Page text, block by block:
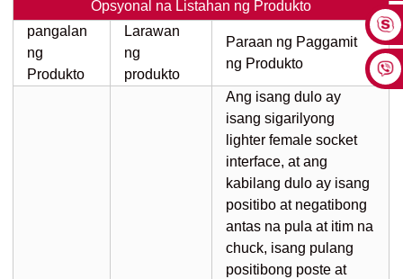
Opsyonal na Listahan ng Produkto
pangalan
ng
Produkto
Larawan
ng
produkto
Paraan ng Paggamit
ng Produkto
Ang isang dulo ay
isang sigarilyong
lighter female socket
interface, at ang
kabilang dulo ay isang
positibo at negatibong
antas na pula at itim na
chuck, isang pulang
positibong poste at